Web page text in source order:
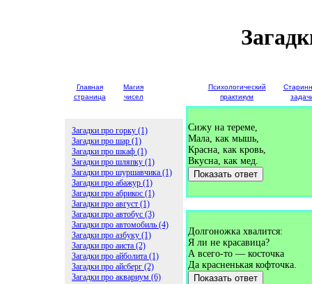
Главная
страница
Магия
чисел
Психологический
практикум
Загадки про горку (1)
Загадки про шар (1)
Загадки про шкаф (1)
Загадки про шляпку (1)
Загадки про шуршавчика (1)
Загадки про абажур (1)
Загадки про абрикос (1)
Загадки про август (1)
Загадки про автобус (3)
Загадки про автомобиль (4)
Загадки про азбуку (1)
Загадки про аиста (2)
Загадки про айболита (1)
Загадки про айсберг (2)
Загадки про аквариум (6)
Сижу на тереме,
Мала, как мышь,
Красна, как кровь,
Вкусна, как мед.
Показать ответ
Долгоножка хвалится:
Я ли не красавица?
А всего-то — косточка
Да красненькая кофточка.
Показать ответ